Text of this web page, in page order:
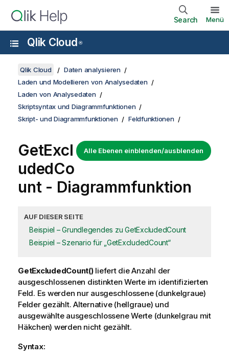
Search Menü
Qlik Cloud ®
Qlik Cloud
Daten analysieren
Laden und Modellieren von Analysedaten
Laden von Analysedaten
Skriptsyntax und Diagrammfunktionen
Skript- und Diagrammfunktionen
Feldfunktionen
Alle Ebenen einblenden/ausblenden
GetExcl
udedCo
unt- Diagrammfunktion
AUF DIESER SEITE
Beispiel – Grundlegendes zu GetExcludedCount
Beispiel – Szenario für „GetExcludedCount“
GetExcludedCount()liefert die Anzahl der
ausgeschlossenen distinkten Werte im identifizierten
Feld. Es werden nur ausgeschlossene (dunkelgraue)
Felder gezählt. Alternative (hellgraue) und
ausgewählte ausgeschlossene Werte (dunkelgrau mit
Häkchen) werden nicht gezählt.
Syntax: